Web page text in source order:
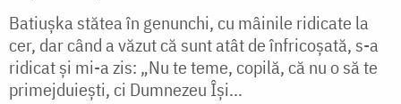
Batiuşka stătea în genunchi, cu mâinile ridicate la
cer, dar când a văzut că sunt atât de înfricoşată, s-a
ridicat şi mi-a zis: „Nu te teme, copilă, că nu o să te
primejduieşti, ci Dumnezeu Îşi...